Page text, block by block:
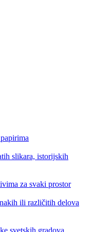
slikara, istorijskih
za svaki prostor
ili različitih delova
svetskih gradova